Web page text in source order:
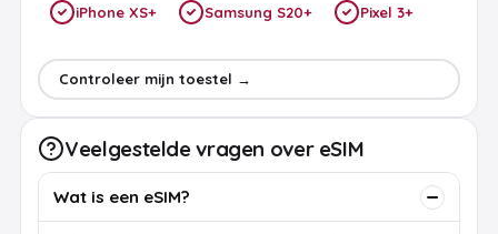
iPhone XS+ Samsung S20+ Pixel 3+
Controleer mijn toestel →
Veelgestelde vragen over eSIM
Wat is een eSIM?